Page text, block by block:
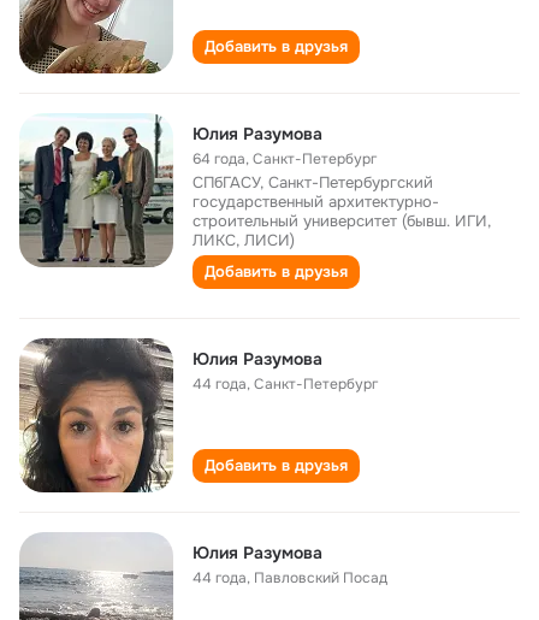
Добавить в друзья
Юлия Разумова
64 года,Санкт-Петербург
СПбГАСУ, Санкт-Петербургский
государственный архитектурно-
строительный университет (бывш. ИГИ,
ЛИКС, ЛИСИ)
Добавить в друзья
Юлия Разумова
44 года,Санкт-Петербург
Добавить в друзья
Юлия Разумова
44 года, Павловский Посад